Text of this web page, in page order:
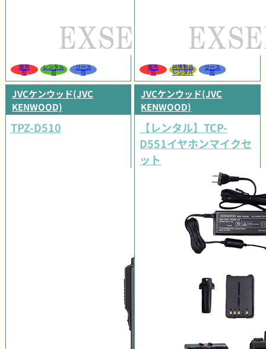
販売
可
レンタル
可
リース
可
販売
可
同等製品
レンタル
リース
可
JVCケンウッド(JVC
KENWOOD)
TPZ-D510
JVCケンウッド(JVC
KENWOOD)
【レンタル】TCP-
D551イヤホンマイクセ
ット